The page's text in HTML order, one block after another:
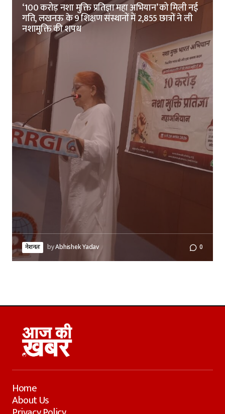
‘100 करोड़ नशा मुक्ति प्रतिज्ञा महा अभियान’ को मिली नई
गति, लखनऊ के 9 शिक्षण संस्थानों में 2,855 छात्रों ने ली
नशामुक्ति की शपथ
नेशनल byAbhishek Yadav 0
Home
About Us